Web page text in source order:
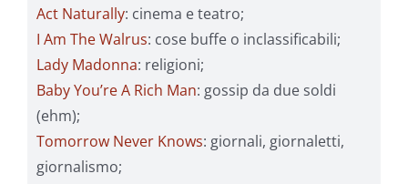
Act Naturally: cinema e teatro;
I Am The Walrus: cose buffe o inclassificabili;
Lady Madonna: religioni;
Baby You’re A Rich Man: gossip da due soldi
(ehm);
Tomorrow Never Knows: giornali, giornaletti,
giornalismo;